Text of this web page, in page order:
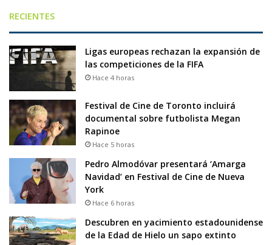
RECIENTES
Ligas europeas rechazan la expansión de
las competiciones de la FIFA
Hace 4 horas
Festival de Cine de Toronto incluirá
documental sobre futbolista Megan
Rapinoe
Hace 5 horas
Pedro Almodóvar presentará ‘Amarga
Navidad’ en Festival de Cine de Nueva
York
Hace 6 horas
Descubren en yacimiento estadounidense
de la Edad de Hielo un sapo extinto